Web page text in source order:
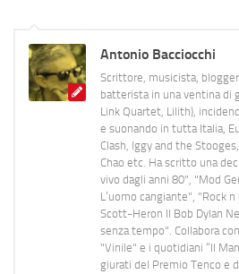
Antonio Bacciocchi
Scrittore, musicista,
batterista in una ventina di
Link Quartet, Lilith),
e suonando in tutta Italia,
Clash, Iggy and the
Chao etc. Ha scritto una
vivo dagli anni 80", "Mod
L’uomo cangiante", "Rock
Scott-Heron Il Bob Dylan
senza tempo". Collabora
"Vinile" e i quotidiani “Il
giurati del Premio Tenco e